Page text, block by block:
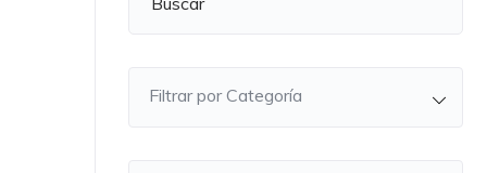
Filtrar por Categoría